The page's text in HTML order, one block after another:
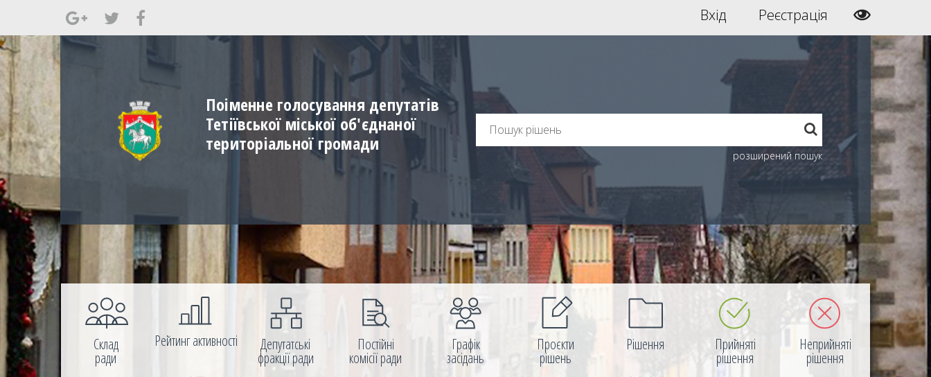
Вхід Реєстрація
Поіменне голосування депутатів
Тетіївської міської об'єднаної
територіальної громади
розширений пошук
Склад
ради
Рейтинг активності Депутатські
фракції ради
Постійні
комісії ради
Графік
засідань
Проєкти
рішень
Рішення Прийняті
рішення
Неприйняті
рішення